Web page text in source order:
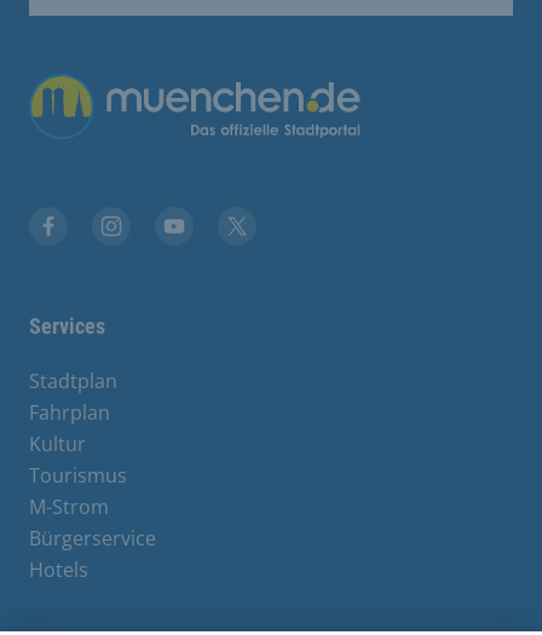
Übergreifende Links
Services
Stadtplan
Fahrplan
Kultur
Tourismus
M-Strom
Bürgerservice
Hotels